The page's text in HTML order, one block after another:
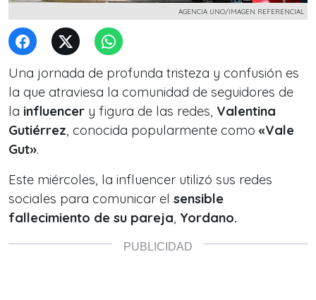
AGENCIA UNO/IMAGEN REFERENCIAL
Una jornada de profunda tristeza y confusión es
la que atraviesa la comunidad de seguidores de
la influencer y figura de las redes, Valentina
Gutiérrez, conocida popularmente como «Vale
Gut».
Este miércoles, la influencer utilizó sus redes
sociales para comunicar el sensible
fallecimiento de su pareja, Yordano.